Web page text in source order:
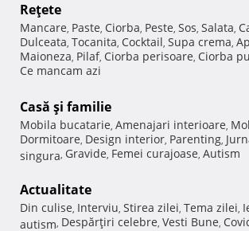
Reţete
Mancare, Paste, Ciorba, Peste, Sos, Salata,
Dulceata, Tocanita, Cocktail, Supa crema,
Maioneza, Pilaf, Ciorba perisoare, Ciorba
Ce mancam azi
Casă şi familie
Mobila bucatarie, Amenajari interioare,
Dormitoare, Design interior, Parenting,
singura, Gravide, Femei curajoase, Autism
Actualitate
Din culise, Interviu, Stirea zilei, Tema zilei,
autism, Despărţiri celebre, Vesti Bune,